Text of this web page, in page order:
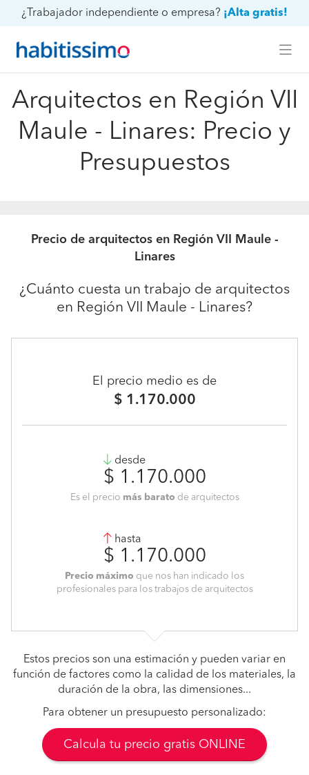
¿Trabajador independiente o empresa? ¡Alta gratis!
Arquitectos en Región VII
Maule - Linares: Precio y
Presupuestos
Precio de arquitectos en Región VII Maule -
Linares
¿Cuánto cuesta un trabajo de arquitectos
en Región VII Maule - Linares?
El precio medio es de
$ 1.170.000
desde
$ 1.170.000
Es el precio más barato de arquitectos
hasta
$ 1.170.000
Precio máximo que nos han indicado los
profesionales para los trabajos de arquitectos
Estos precios son una estimación y pueden variar en
función de factores como la calidad de los materiales, la
duración de la obra, las dimensiones...
Para obtener un presupuesto personalizado:
Calcula tu precio gratis ONLINE